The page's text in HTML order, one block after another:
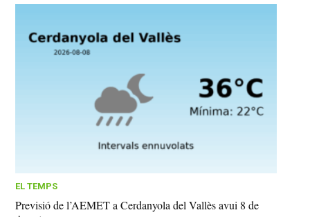
EL TEMPS
Previsió de l’AEMET a Cerdanyola del Vallès avui 8 de